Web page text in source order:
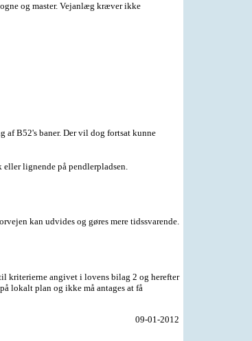
og master. Vejanlæg kræver ikke
af B52's baner. Der vil dog fortsat kunne
lignende på pendlerpladsen.
kan udvides og gøres mere tidssvarende.
kriterierne angivet i lovens bilag 2 og herefter
lokalt plan og ikke må antages at få
09-01-2012